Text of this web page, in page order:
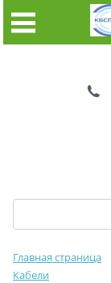
Главная страница
Кабели